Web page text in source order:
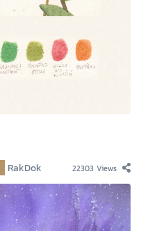
RakDok 22303 Views